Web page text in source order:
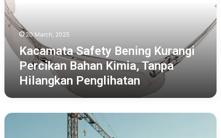
Bahan
Kimia,
Tanpa
Hilangkan
Penglihatan
20 March, 2025
Kacamata Safety Bening Kurangi
Percikan Bahan Kimia, Tanpa
Hilangkan Penglihatan
Tren